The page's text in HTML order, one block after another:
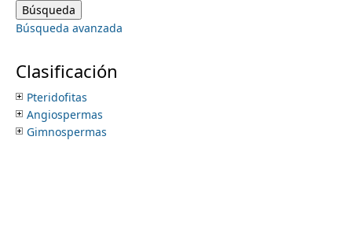
y
a
b
u
Búsqueda avanzada
Clasificación
Pteridofitas
Angiospermas
Gimnospermas